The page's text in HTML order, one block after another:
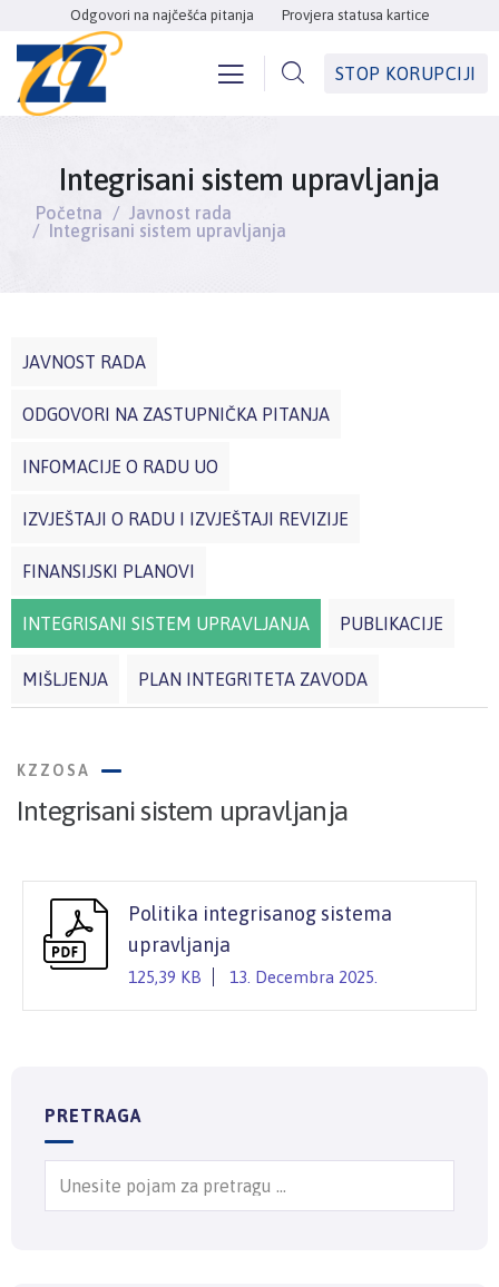
Odgovori na najčešća pitanja Provjera statusa kartice
STOP KORUPCIJI
Integrisani sistem upravljanja
Početna
Javnost rada
Integrisani sistem upravljanja
JAVNOST RADA
ODGOVORI NA ZASTUPNIČKA PITANJA
INFOMACIJE O RADU UO
IZVJEŠTAJI O RADU I IZVJEŠTAJI REVIZIJE
FINANSIJSKI PLANOVI
INTEGRISANI SISTEM UPRAVLJANJA PUBLIKACIJE
MIŠLJENJA PLAN INTEGRITETA ZAVODA
KZZOSA
Integrisani sistem upravljanja
Politika integrisanog sistema
upravljanja
125,39 KB 13. Decembra 2025.
PRETRAGA